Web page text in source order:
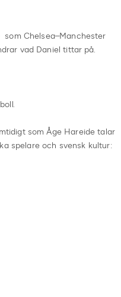
Chelsea–Manchester
vad Daniel tittar på.
som Åge Hareide talar
spelare och svensk kultur: